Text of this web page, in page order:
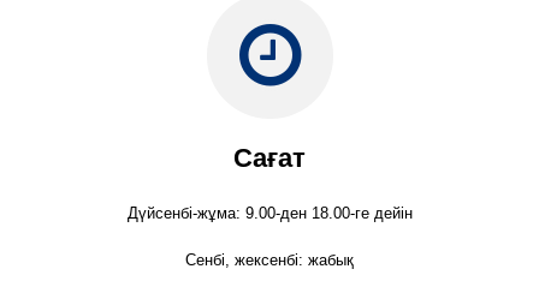
Сағат
Дүйсенбі-жұма: 9.00-ден 18.00-ге дейін
Сенбі, жексенбі: жабық